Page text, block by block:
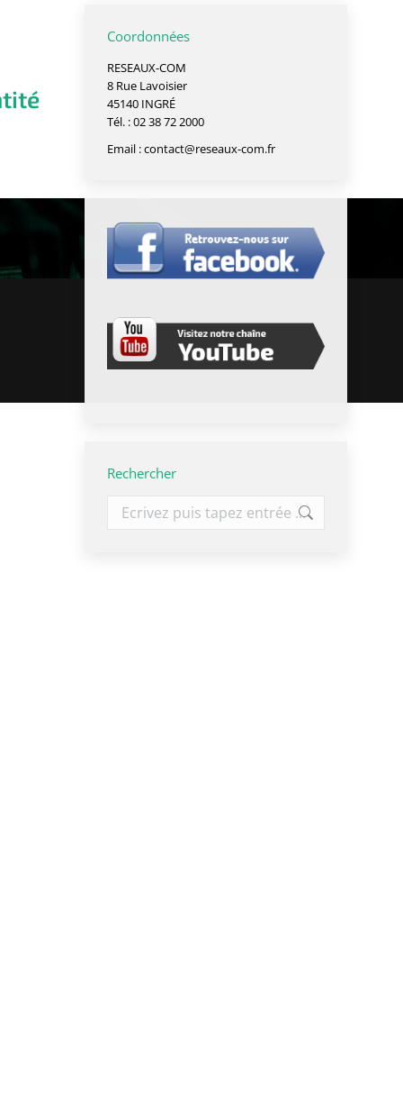
Coordonnées
RESEAUX-COM
8 Rue Lavoisier
45140 INGRÉ
Tél. : 02 38 72 2000
Email :contact@reseaux-com.fr
Rechercher